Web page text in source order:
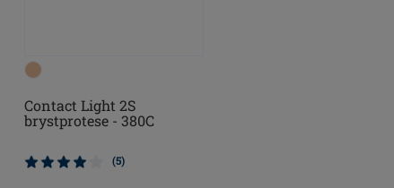
Contact Light 2S
brystprotese - 380C
(5)